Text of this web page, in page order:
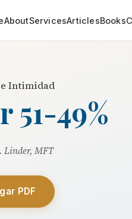
AboutServicesArticlesBooks
Intimidad
51-49%
Linder, MFT
PDF